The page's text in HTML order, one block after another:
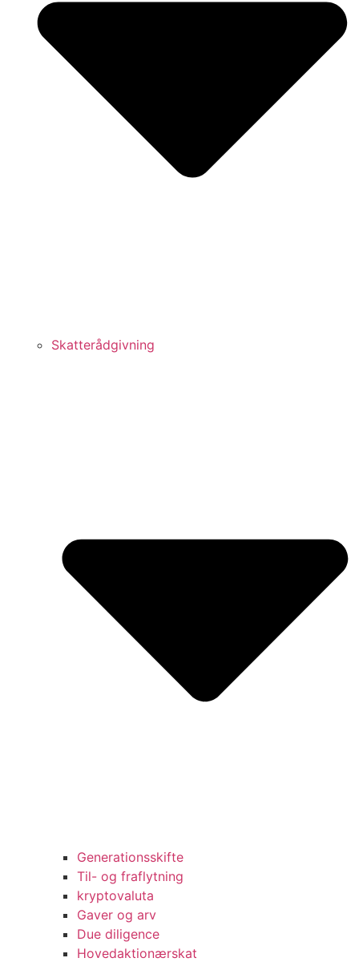
Skatterådgivning
Generationsskifte
Til- og fraflytning
kryptovaluta
Gaver og arv
Due diligence
Hovedaktionærskat